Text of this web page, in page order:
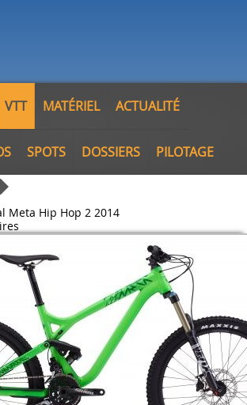
VTT MATÉRIEL ACTUALITÉ
SPOTS DOSSIERS PILOTAGE
Meta Hip Hop 2 2014